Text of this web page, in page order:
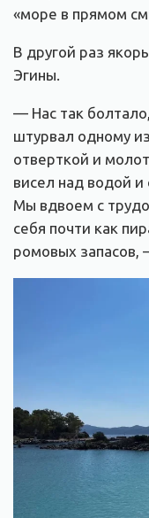
«море в прямом
В другой раз
Эгины.
— Нас так
штурвал одному
отверткой и
висел над водой и
Мы вдвоем с
себя почти как
ромовых запасов,